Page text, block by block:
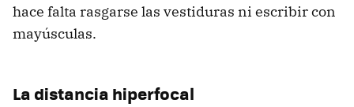
hace falta rasgarse las vestiduras ni escribir con
mayúsculas.
La distancia hiperfocal